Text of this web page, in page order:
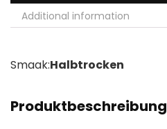
Additional information
Smaak:Halbtrocken
Produktbeschreibung